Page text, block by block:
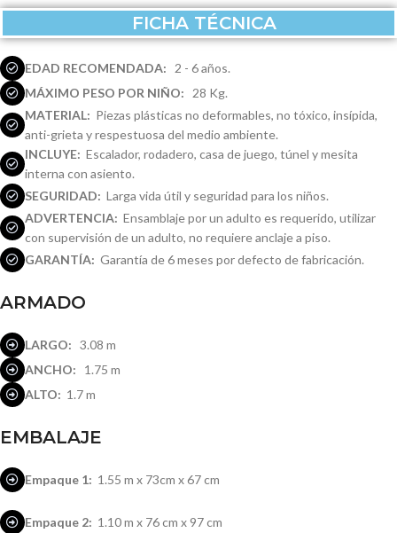
FICHA TÉCNICA
EDAD RECOMENDADA: 2 - 6 años.
MÁXIMO PESO POR NIÑO: 28 Kg.
MATERIAL: Piezas plásticas no deformables, no tóxico, insípida,
anti-grieta y respestuosa del medio ambiente.
INCLUYE: Escalador, rodadero, casa de juego, túnel y mesita
interna con asiento.
SEGURIDAD: Larga vida útil y seguridad para los niños.
ADVERTENCIA: Ensamblaje por un adulto es requerido, utilizar
con supervisión de un adulto, no requiere anclaje a piso.
GARANTÍA: Garantía de 6 meses por defecto de fabricación.
ARMADO
LARGO: 3.08 m
ANCHO: 1.75 m
ALTO: 1.7 m
EMBALAJE
Empaque 1: 1.55 m x 73cm x 67 cm
Empaque 2: 1.10 m x 76 cm x 97 cm